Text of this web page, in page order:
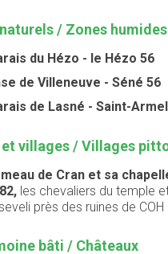
/ Zones humides
du Hézo - le Hézo 56
de Villeneuve - Séné 56
de Lasné - Saint-
villages / Villages
de Cran et sa
les chevaliers du temple
près des ruines de
bâti / Châteaux